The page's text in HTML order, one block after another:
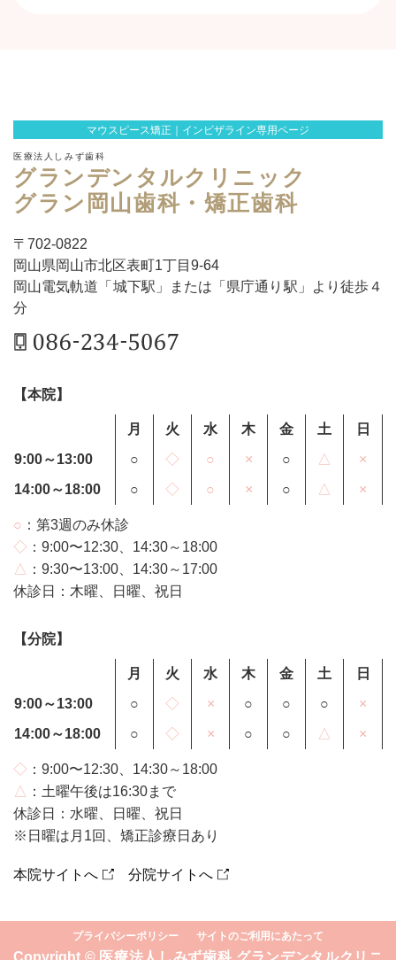
マウスピース矯正｜インビザライン専用ページ
医療法人しみず歯科
グランデンタルクリニック
グラン岡山歯科・矯正歯科
〒 702-0822
岡山県岡山市北区表町1丁目9-64
岡山電気軌道「城下駅」または「県庁通り駅」より徒歩４
分
【本院】
月 火 水 木 金 土
日
9:00～13:00
○ ◇ ○ × ○ △
×
14:00～18:00
○ ◇ ○ × ○ △ ×
○ ：第3週のみ休診
◇ ：9:00〜12:30、14:30～18:00
△ ：9:30〜13:00、14:30～17:00
休診日：木曜、日曜、祝日
【分院】
月 火 水 木 金 土
日
9:00～13:00
○ ◇ × ○ ○ ○
×
14:00～18:00
○ ◇ × ○ ○ △ ×
◇ ：9:00〜12:30、14:30～18:00
△ ：土曜午後は16:30まで
休診日：水曜、日曜、祝日
※日曜は月1回、矯正診療日あり
本院サイトへ 分院サイトへ
プライバシーポリシー サイトのご利用にあたって
Copyright © 医療法人しみず歯科 グランデンタルクリニ